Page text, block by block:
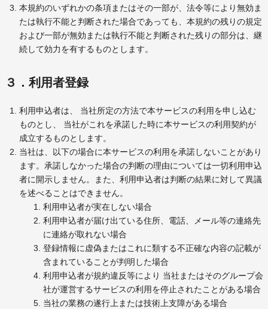
本規約のいずれかの条項またはその一部が、法令等により無効ま
たは執行不能と判断された場合であっても、本規約の残りの規定
および一部が無効または執行不能と判断された残りの部分は、継
続して効力を有するものとします。
３．利用者登録
利用申込者は、 当社所定の方法で本サービスの利用を申し込む
ものとし、 当社がこれを承諾した時に本サービスの利用契約が
成立するものとします。
当社は、以下の場合に本サービスの利用を承諾しないことがあり
ます。承諾しなかった場合の判断の理由については一切利用申込
者に開示しません。また、利用申込者は判断の結果に対して異議
を述べることはできません。
利用申込者が実在しない場合
利用申込者が届け出ている住所、電話、メール等の連絡先
に連絡が取れない場合
登録情報に虚偽またはこれに類する不正確な内容の記載が
含まれていることが判明した場合
利用申込者が規約違反等により 当社またはそのグループ会
社が運営するサービスの利用を停止されたことがある場合
当社の業務の遂行上または技術上支障がある場合